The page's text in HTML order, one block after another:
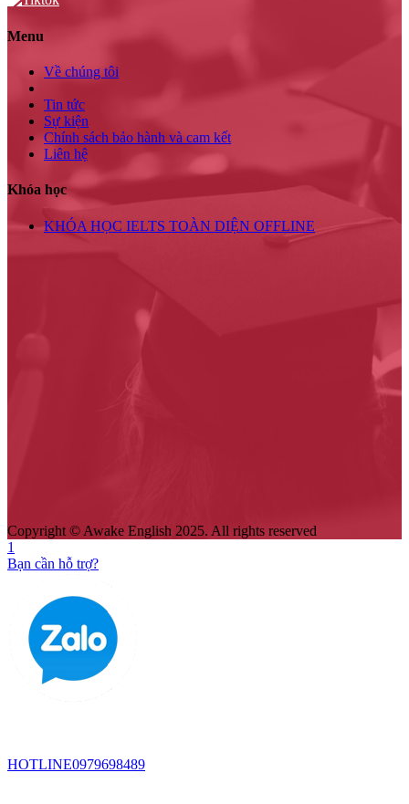
Menu
Về chúng tôi
Tin tức
Sự kiện
Chính sách bảo hành và cam kết
Liên hệ
Khóa học
KHÓA HỌC IELTS TOÀN DIỆN OFFLINE
Copyright © Awake English 2025. All rights reserved
1
Bạn cần hỗ trợ?
HOTLINE0979698489